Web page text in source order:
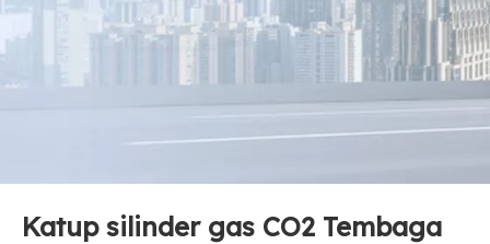
Katup silinder gas CO2 Tembaga